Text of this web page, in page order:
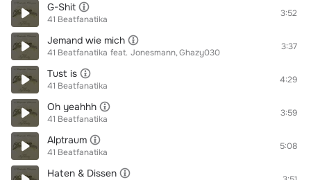
G-Shit
41 Beatfanatika
3:52
Jemand wie mich
41 Beatfanatika feat. Jonesmann Ghazy030
3:37
Tust is
41 Beatfanatika
4:29
Oh yeahhh
41 Beatfanatika
3:59
Alptraum
41 Beatfanatika
5:08
Haten & Dissen